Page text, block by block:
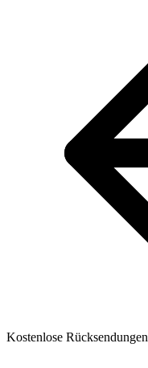
Kostenlose Rücksendungen